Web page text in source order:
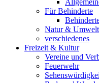
Für Behinderte
Natur & Umwelt
verschiedenes
Freizeit & Kultur
Vereine und
Feuerwehr